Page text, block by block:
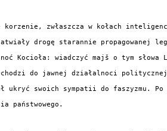
zwłaszcza w kołach
drogę starannie propagowanej
Kocioła: wiadczyć majš o tym
do jawnej działalnoci
ukryć swoich sympatii do faszyzmu.
państwowego.